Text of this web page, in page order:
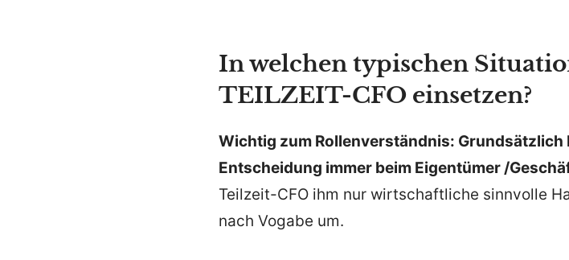
In welchen typischen
TEILZEIT-CFO einsetzen?
Wichtig zum Rollen­ver­ständnis:
Entscheidung immer beim Eigen­tümer /​
Teilzeit-CFO ihm nur wirtschaft­liche sinnvolle
nach Vogabe um.